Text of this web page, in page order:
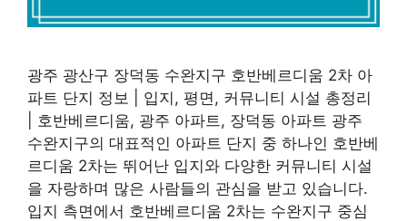
광주 광산구 장덕동 수완지구 호반베르디움 2차 아
파트 단지 정보 | 입지, 평면, 커뮤니티 시설 총정리
| 호반베르디움, 광주 아파트, 장덕동 아파트 광주
수완지구의 대표적인 아파트 단지 중 하나인 호반베
르디움 2차는 뛰어난 입지와 다양한 커뮤니티 시설
을 자랑하며 많은 사람들의 관심을 받고 있습니다.
입지 측면에서 호반베르디움 2차는 수완지구 중심